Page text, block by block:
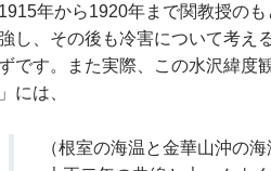
年から1920年まで関教授のも
し、その後も冷害について考え
です。また実際、この水沢緯度
」には、
（根室の海温と金華山沖の海